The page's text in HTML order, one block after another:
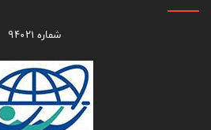
شماره ۹۴۰۲۱